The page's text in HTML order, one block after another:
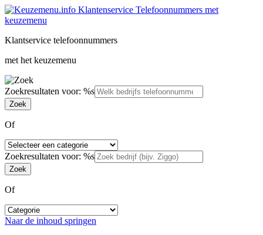
Klantservice telefoonnummers
met het keuzemenu
Zoekresultaten voor: %s
Of
Zoekresultaten voor: %s
Of
Naar de inhoud springen